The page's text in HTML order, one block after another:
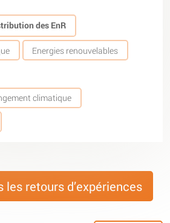
des EnR
Energies renouvelables
climatique
les retours d’expériences